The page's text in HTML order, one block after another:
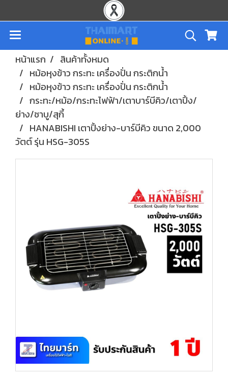
หน้าแรก
สินค้าทั้งหมด
หม้อหุงข้าว กระทะ เครื่องปั่น กระติกน้ำ
หม้อหุงข้าว กระทะ เครื่องปั่น กระติกน้ำ
กระทะ/หม้อ/กระทะไฟฟ้า/เตาบาร์บีคิว/เตาปิ้ง/
ย่าง/ชาบู/สุกี้
HANABISHI เตาปิ้งย่าง-บาร์บีคิว ขนาด 2,000
วัตต์ รุ่น HSG-305S